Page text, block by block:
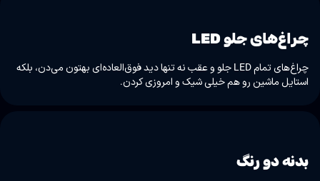
چراغ‌های جلو LED
چراغ‌های تمام LED جلو و عقب نه تنها دید فوق‌العاده‌ای بهتون می‌دن، بلکه
استایل ماشین رو هم خیلی شیک و امروزی کردن.
بدنه دو رنگ